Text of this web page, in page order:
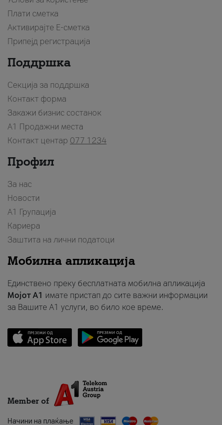
Плати сметка
Активирајте Е-сметка
Припејд регистрација
Поддршка
Секција за поддршка
Контакт форма
Закажи бизнис состанок
A1 Продажни места
Контакт центар 077 1234
Профил
За нас
Новости
А1 Групација
Кариера
Заштита на лични податоци
Мобилна апликација
Единствено преку бесплатната мобилна апликација
Мојот A1 имате пристап до сите важни информации
за Вашите A1 услуги, во било кое време.
Member of
Начини на плаќање